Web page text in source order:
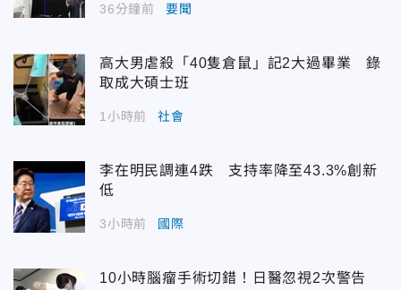
36分鐘前 要聞
高大男虐殺「40隻倉鼠」記2大過畢業 錄
取成大碩士班
1小時前 社會
李在明民調連4跌 支持率降至43.3%創新
低
3小時前 國際
10小時腦瘤手術切錯！日醫忽視2次警告